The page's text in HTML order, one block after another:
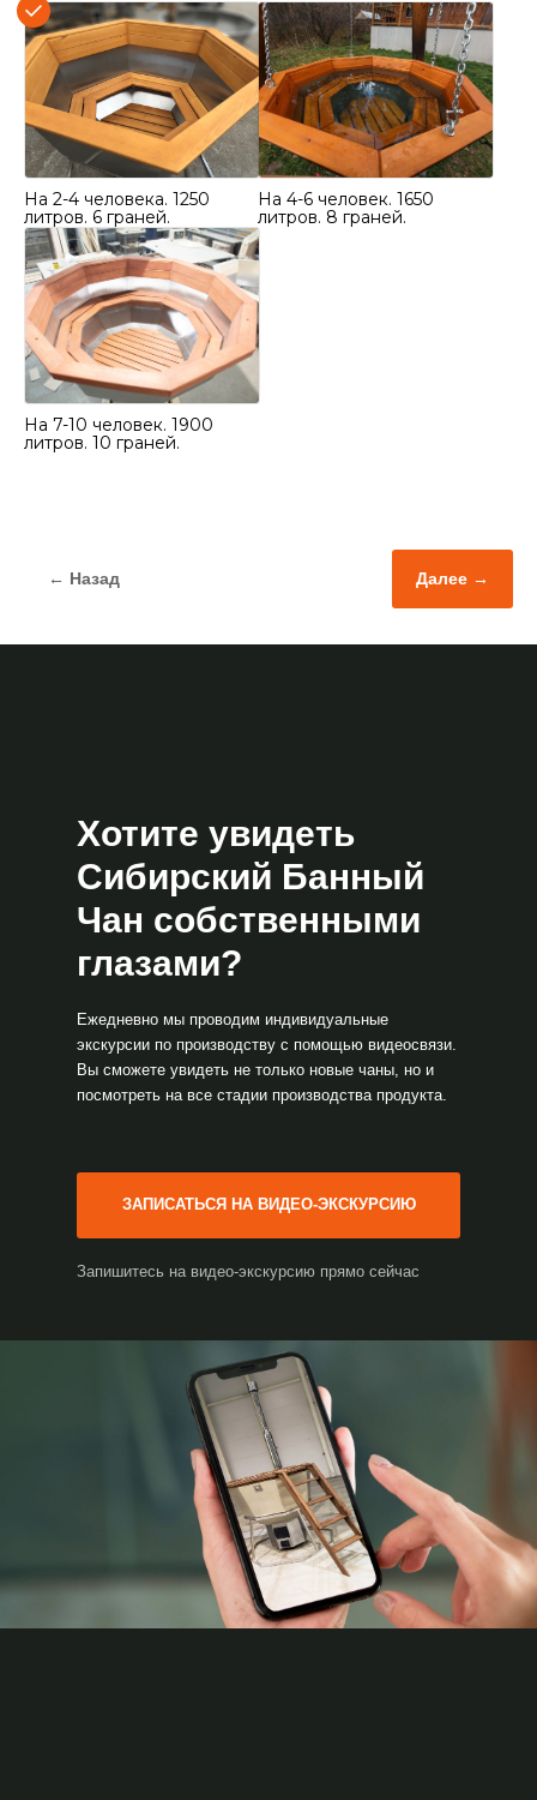
На 2-4 человека. 1250
литров. 6 граней.
На 4-6 человек. 1650
литров. 8 граней.
На 7-10 человек. 1900
литров. 10 граней.
← Назад Далее →
Хотите увидеть
Сибирский Банный
Чан собственными
глазами?
Ежедневно мы проводим индивидуальные
экскурсии по производству с помощью видеосвязи.
Вы сможете увидеть не только новые чаны, но и
посмотреть на все стадии производства продукта.
ЗАПИСАТЬСЯ НА ВИДЕО-ЭКСКУРСИЮ
Запишитесь на видео-экскурсию прямо сейчас